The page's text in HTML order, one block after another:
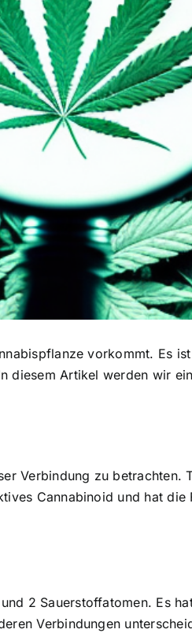
vorkommt. Es
diesem Artikel werden wir
Verbindung zu betrachten.
Cannabinoid und hat die
2 Sauerstoffatomen. Es
Verbindungen